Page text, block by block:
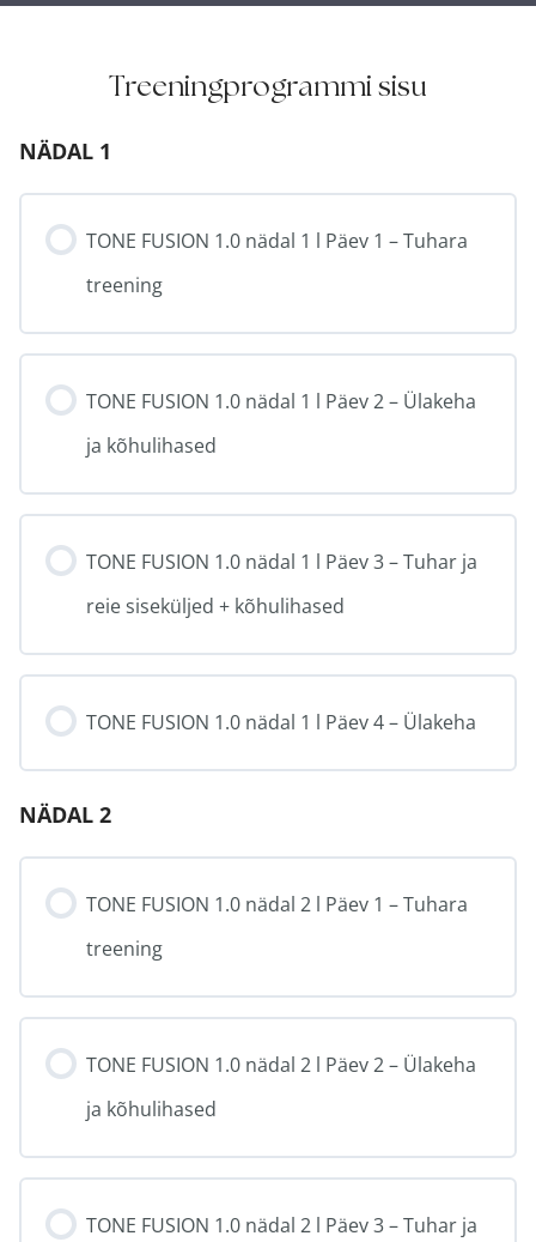
Treeningprogrammi sisu
NÄDAL 1
TONE FUSION 1.0 nädal 1 l Päev 1 – Tuhara
treening
TONE FUSION 1.0 nädal 1 l Päev 2 – Ülakeha
ja kõhulihased
TONE FUSION 1.0 nädal 1 l Päev 3 – Tuhar ja
reie siseküljed + kõhulihased
TONE FUSION 1.0 nädal 1 l Päev 4 – Ülakeha
NÄDAL 2
TONE FUSION 1.0 nädal 2 l Päev 1 – Tuhara
treening
TONE FUSION 1.0 nädal 2 l Päev 2 – Ülakeha
ja kõhulihased
TONE FUSION 1.0 nädal 2 l Päev 3 – Tuhar ja